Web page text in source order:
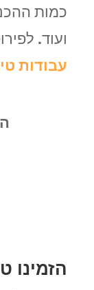
כמות
ועוד.
עבודות
הזמינו